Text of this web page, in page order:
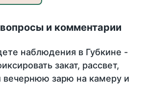
и комментарии
наблюдения в Губкине -
закат, рассвет,
зарю на камеру и